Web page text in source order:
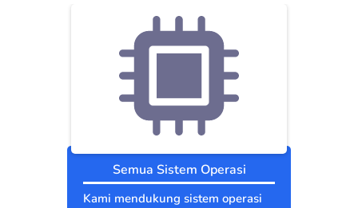
Semua Sistem Operasi
Kami mendukung sistem operasi